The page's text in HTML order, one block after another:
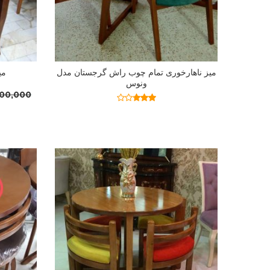
میز ناهارخوری تمام چوب راش گرجستان مدل
ونوس
اطلاعات بیشتر